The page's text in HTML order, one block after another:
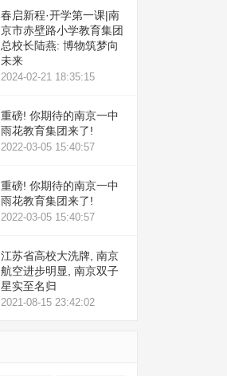
春启新程·开学第一课|南
京市赤壁路小学教育集团
总校长陆燕: 博物筑梦向
未来
2024-02-21 18:35:15
重磅! 你期待的南京一中
雨花教育集团来了!
2022-03-05 15:40:57
重磅! 你期待的南京一中
雨花教育集团来了!
2022-03-05 15:40:57
江苏省高校大洗牌, 南京
航空进步明显, 南京双子
星实至名归
2021-08-15 23:42:02